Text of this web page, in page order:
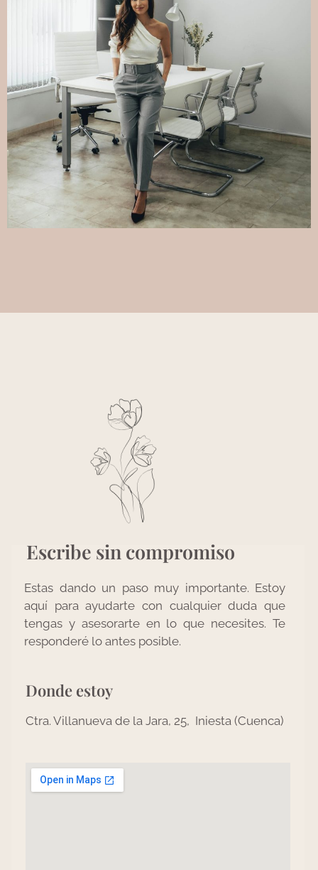
Escribe sin compromiso
Estas dando un paso muy importante. Estoy
aquí para ayudarte con cualquier duda que
tengas y asesorarte en lo que necesites. Te
responderé lo antes posible.
Donde estoy
Ctra. Villanueva de la Jara, 25, Iniesta (Cuenca)